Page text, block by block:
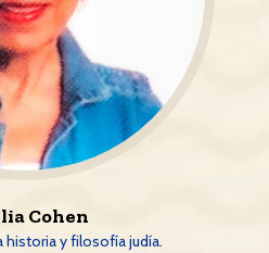
Cohen
historia y filosofía judía.